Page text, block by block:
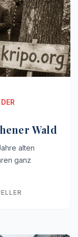
Wald
alten
ganz